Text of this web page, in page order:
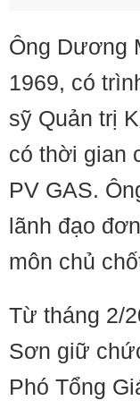
Ông Dương
1969, có
sỹ Quản trị
có thời gian
PV GAS.
lãnh đạo
môn chủ
Từ tháng 2/
Sơn giữ
Phó Tổng